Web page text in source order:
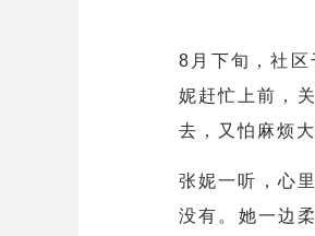
8月下旬，社区
妮赶忙上前，
去，又怕麻烦
张妮一听，心
没有。她一边